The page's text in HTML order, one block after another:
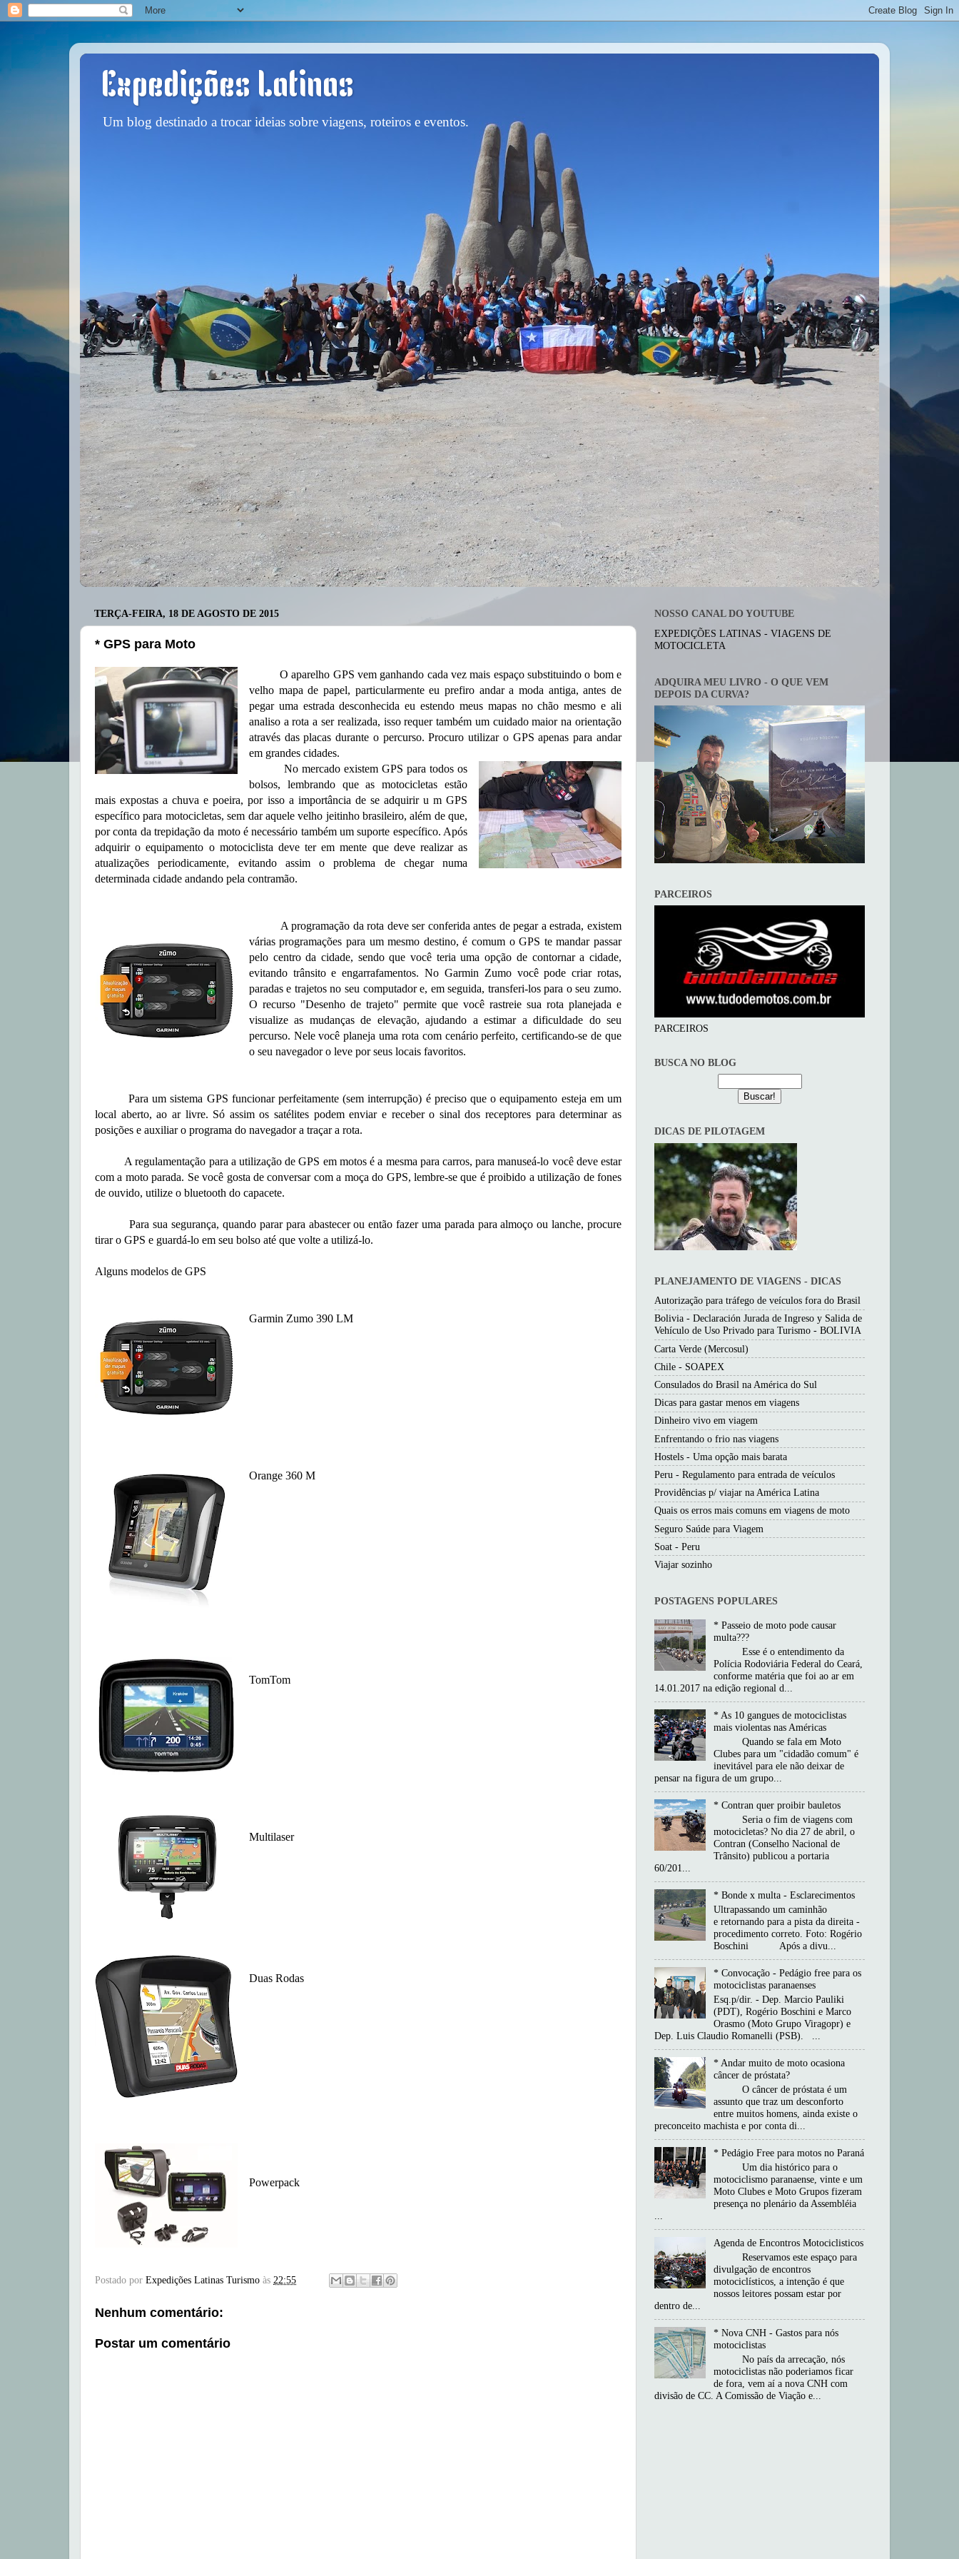
Expedições Latinas
Um blog destinado a trocar ideias sobre viagens, roteiros e eventos.
TERÇA-FEIRA, 18 DE AGOSTO DE 2015
* GPS para Moto
O aparelho GPS vem ganhando cada vez mais espaço substituindo o bom e
velho mapa de papel, particularmente eu prefiro andar a moda antiga, antes de
pegar uma estrada desconhecida eu estendo meus mapas no chão mesmo e ali
analiso a rota a ser realizada, isso requer também um cuidado maior na orientação
através das placas durante o percurso. Procuro utilizar o GPS apenas para andar
em grandes cidades.
No mercado existem GPS para todos os
bolsos, lembrando que as motocicletas estão
mais expostas a chuva e poeira, por isso a importância de se adquirir u m GPS
específico para motocicletas, sem dar aquele velho jeitinho brasileiro, além de que,
por conta da trepidação da moto é necessário também um suporte específico. Após
adquirir o equipamento o motociclista deve ter em mente que deve realizar as
atualizações periodicamente, evitando assim o problema de chegar numa
determinada cidade andando pela contramão.
A programação da rota deve ser conferida antes de pegar a estrada, existem
várias programações para um mesmo destino, é comum o GPS te mandar passar
pelo centro da cidade, sendo que você teria uma opção de contornar a cidade,
evitando trânsito e engarrafamentos. No Garmin Zumo você pode criar rotas,
paradas e trajetos no seu computador e, em seguida, transferi-los para o seu zumo.
O recurso "Desenho de trajeto" permite que você rastreie sua rota planejada e
visualize as mudanças de elevação, ajudando a estimar a dificuldade do seu
percurso. Nele você planeja uma rota com cenário perfeito, certificando-se de que
o seu navegador o leve por seus locais favoritos.
Para um sistema GPS funcionar perfeitamente (sem interrupção) é preciso que o equipamento esteja em um
local aberto, ao ar livre. Só assim os satélites podem enviar e receber o sinal dos receptores para determinar as
posições e auxiliar o programa do navegador a traçar a rota.
A regulamentação para a utilização de GPS em motos é a mesma para carros, para manuseá-lo você deve estar
com a moto parada. Se você gosta de conversar com a moça do GPS, lembre-se que é proibido a utilização de fones
de ouvido, utilize o bluetooth do capacete.
Para sua segurança, quando parar para abastecer ou então fazer uma parada para almoço ou lanche, procure
tirar o GPS e guardá-lo em seu bolso até que volte a utilizá-lo.
Alguns modelos de GPS
Garmin Zumo 390 LM
Orange 360 M
TomTom
Multilaser
Duas Rodas
Powerpack
Postado por Expedições Latinas Turismo às 22:55
Nenhum comentário:
Postar um comentário
NOSSO CANAL DO YOUTUBE
EXPEDIÇÕES LATINAS - VIAGENS DE
MOTOCICLETA
ADQUIRA MEU LIVRO - O QUE VEM
DEPOIS DA CURVA?
PARCEIROS
PARCEIROS
BUSCA NO BLOG
DICAS DE PILOTAGEM
PLANEJAMENTO DE VIAGENS - DICAS
Autorização para tráfego de veículos fora do Brasil
Bolivia - Declaración Jurada de Ingreso y Salida de
Vehículo de Uso Privado para Turismo - BOLIVIA
Carta Verde (Mercosul)
Chile - SOAPEX
Consulados do Brasil na América do Sul
Dicas para gastar menos em viagens
Dinheiro vivo em viagem
Enfrentando o frio nas viagens
Hostels - Uma opção mais barata
Peru - Regulamento para entrada de veículos
Providências p/ viajar na América Latina
Quais os erros mais comuns em viagens de moto
Seguro Saúde para Viagem
Soat - Peru
Viajar sozinho
POSTAGENS POPULARES
* Passeio de moto pode causar
multa???
Esse é o entendimento da
Polícia Rodoviária Federal do Ceará,
conforme matéria que foi ao ar em
14.01.2017 na edição regional d...
* As 10 gangues de motociclistas
mais violentas nas Américas
Quando se fala em Moto
Clubes para um "cidadão comum" é
inevitável para ele não deixar de
pensar na figura de um grupo...
* Contran quer proibir bauletos
Seria o fim de viagens com
motocicletas? No dia 27 de abril, o
Contran (Conselho Nacional de
Trânsito) publicou a portaria
60/201...
* Bonde x multa - Esclarecimentos
Ultrapassando um caminhão
e retornando para a pista da direita -
procedimento correto. Foto: Rogério
Boschini Após a divu...
* Convocação - Pedágio free para os
motociclistas paranaenses
Esq.p/dir. - Dep. Marcio Pauliki
(PDT), Rogério Boschini e Marco
Orasmo (Moto Grupo Viragopr) e
Dep. Luis Claudio Romanelli (PSB). ...
* Andar muito de moto ocasiona
câncer de próstata?
O câncer de próstata é um
assunto que traz um desconforto
entre muitos homens, ainda existe o
preconceito machista e por conta di...
* Pedágio Free para motos no Paraná
Um dia histórico para o
motociclismo paranaense, vinte e um
Moto Clubes e Moto Grupos fizeram
presença no plenário da Assembléia
Agenda de Encontros Motociclisticos
Reservamos este espaço para
divulgação de encontros
motociclísticos, a intenção é que
nossos leitores possam estar por
dentro de...
* Nova CNH - Gastos para nós
motociclistas
No país da arrecação, nós
motociclistas não poderiamos ficar
de fora, vem aí a nova CNH com
divisão de CC. A Comissão de Viação e...